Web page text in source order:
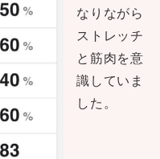
なりながら
ストレッチ
と筋肉を意
識していま
した。